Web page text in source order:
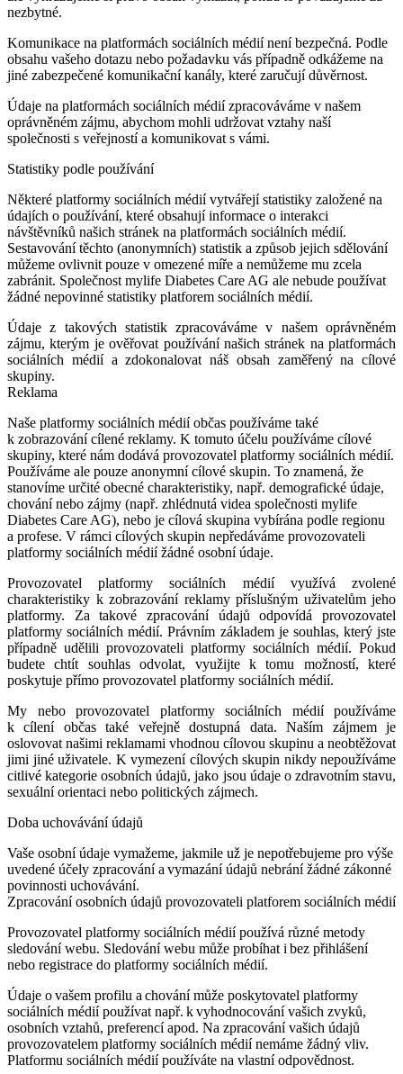
nezbytné.
Komunikace na platformách sociálních médií není bezpečná. Podle
obsahu vašeho dotazu nebo požadavku vás případně odkážeme na
jiné zabezpečené komunikační kanály, které zaručují důvěrnost.
Údaje na platformách sociálních médií zpracováváme v našem
oprávněném zájmu, abychom mohli udržovat vztahy naší
společnosti s veřejností a komunikovat s vámi.
Statistiky podle používání
Některé platformy sociálních médií vytvářejí statistiky založené na
údajích o používání, které obsahují informace o interakci
návštěvníků našich stránek na platformách sociálních médií.
Sestavování těchto (anonymních) statistik a způsob jejich sdělování
můžeme ovlivnit pouze v omezené míře a nemůžeme mu zcela
zabránit. Společnost mylife Diabetes Care AG ale nebude používat
žádné nepovinné statistiky platforem sociálních médií.
Údaje z takových statistik zpracováváme v našem oprávněném
zájmu, kterým je ověřovat používání našich stránek na platformách
sociálních médií a zdokonalovat náš obsah zaměřený na cílové
skupiny.
Reklama
Naše platformy sociálních médií občas používáme také
k zobrazování cílené reklamy. K tomuto účelu používáme cílové
skupiny, které nám dodává provozovatel platformy sociálních médií.
Používáme ale pouze anonymní cílové skupin. To znamená, že
stanovíme určité obecné charakteristiky, např. demografické údaje,
chování nebo zájmy (např. zhlédnutá videa společnosti mylife
Diabetes Care AG), nebo je cílová skupina vybírána podle regionu
a profese. V rámci cílových skupin nepředáváme provozovateli
platformy sociálních médií žádné osobní údaje.
Provozovatel platformy sociálních médií využívá zvolené
charakteristiky k zobrazování reklamy příslušným uživatelům jeho
platformy. Za takové zpracování údajů odpovídá provozovatel
platformy sociálních médií. Právním základem je souhlas, který jste
případně udělili provozovateli platformy sociálních médií. Pokud
budete chtít souhlas odvolat, využijte k tomu možností, které
poskytuje přímo provozovatel platformy sociálních médií.
My nebo provozovatel platformy sociálních médií používáme
k cílení občas také veřejně dostupná data. Naším zájmem je
oslovovat našimi reklamami vhodnou cílovou skupinu a neobtěžovat
jimi jiné uživatele. K vymezení cílových skupin nikdy nepoužíváme
citlivé kategorie osobních údajů, jako jsou údaje o zdravotním stavu,
sexuální orientaci nebo politických zájmech.
Doba uchovávání údajů
Vaše osobní údaje vymažeme, jakmile už je nepotřebujeme pro výše
uvedené účely zpracování a vymazání údajů nebrání žádné zákonné
povinnosti uchovávání.
Zpracování osobních údajů provozovateli platforem sociálních médií
Provozovatel platformy sociálních médií používá různé metody
sledování webu. Sledování webu může probíhat i bez přihlášení
nebo registrace do platformy sociálních médií.
Údaje o vašem profilu a chování může poskytovatel platformy
sociálních médií používat např. k vyhodnocování vašich zvyků,
osobních vztahů, preferencí apod. Na zpracování vašich údajů
provozovatelem platformy sociálních médií nemáme žádný vliv.
Platformu sociálních médií používáte na vlastní odpovědnost.